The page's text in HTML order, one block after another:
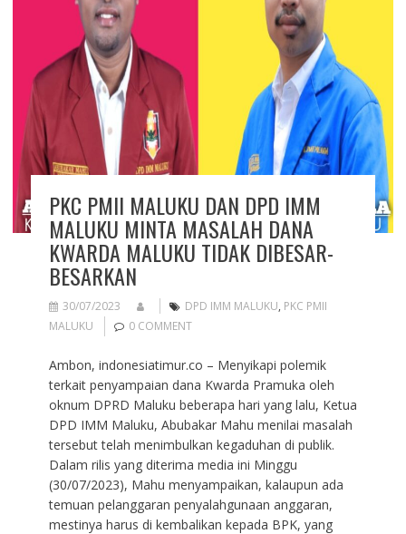
PKC PMII MALUKU DAN DPD IMM
MALUKU MINTA MASALAH DANA
KWARDA MALUKU TIDAK DIBESAR-
BESARKAN
30/07/2023 DPD IMM MALUKU, PKC PMII
MALUKU
0 COMMENT
Ambon, indonesiatimur.co – Menyikapi polemik
terkait penyampaian dana Kwarda Pramuka oleh
oknum DPRD Maluku beberapa hari yang lalu, Ketua
DPD IMM Maluku, Abubakar Mahu menilai masalah
tersebut telah menimbulkan kegaduhan di publik.
Dalam rilis yang diterima media ini Minggu
(30/07/2023), Mahu menyampaikan, kalaupun ada
temuan pelanggaran penyalahgunaan anggaran,
mestinya harus di kembalikan kepada BPK, yang